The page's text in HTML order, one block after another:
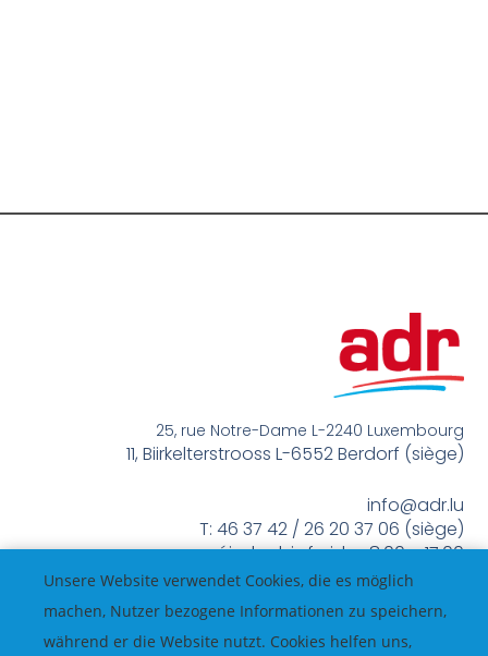
25, rue Notre-Dame L-2240 Luxembourg
11, Biirkelterstrooss L-6552 Berdorf (siège)
info@adr.lu
T: 46 37 42 / 26 20 37 06 (siège)
méindes bis freides 8:00 – 17:00
Unsere Website verwendet Cookies, die es möglich
machen, Nutzer bezogene Informationen zu speichern,
während er die Website nutzt. Cookies helfen uns,